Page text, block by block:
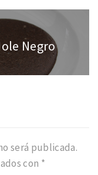
Negro
será publicada.
con *